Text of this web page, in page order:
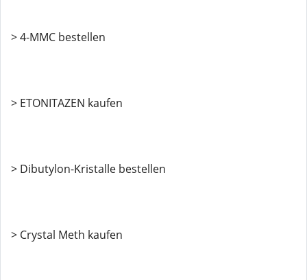
> 4-MMC bestellen
> ETONITAZEN kaufen
> Dibutylon-Kristalle bestellen
> Crystal Meth kaufen